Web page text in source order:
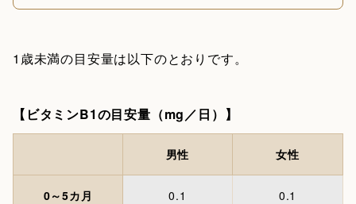
1歳未満の目安量は以下のとおりです。
【ビタミンB1の目安量（mg／日）】
男性 女性
0～5カ月 0.1 0.1